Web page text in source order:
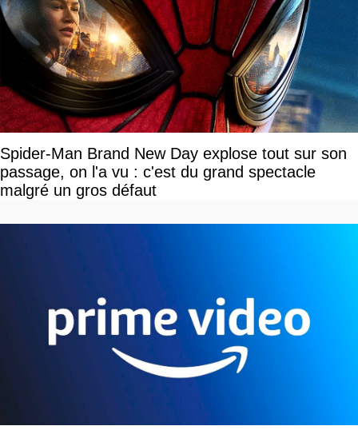
Spider-Man Brand New Day explose tout sur son
passage, on l'a vu : c'est du grand spectacle
malgré un gros défaut